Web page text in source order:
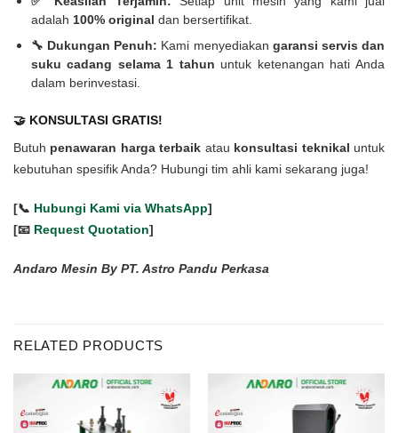
adalah 100% original dan bersertifikat.
🔧 Dukungan Penuh: Kami menyediakan garansi servis dan
suku cadang selama 1 tahun untuk ketenangan hati Anda
dalam berinvestasi.
🤝 KONSULTASI GRATIS!
Butuh penawaran harga terbaik atau konsultasi teknikal untuk
kebutuhan spesifik Anda? Hubungi tim ahli kami sekarang juga!
[📞 Hubungi Kami via WhatsApp]
[📧 Request Quotation]
Andaro Mesin By PT. Astro Pandu Perkasa
RELATED PRODUCTS